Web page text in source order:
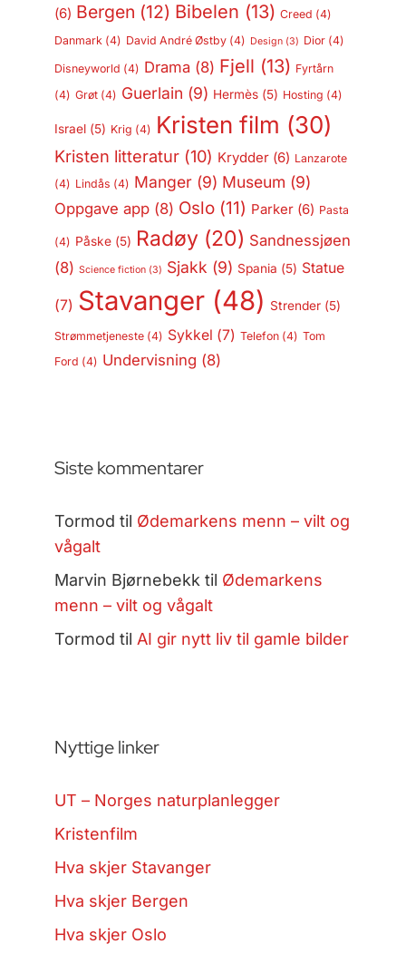
(6) Bergen (12) Bibelen (13) Creed (4)
Danmark(4) David André Østby(4) Design(3) Dior(4)
Disneyworld (4) Drama (8) Fjell (13) Fyrtårn
(4) Grøt(4) Guerlain (9) Hermès(5) Hosting (4)
Israel(5) Krig (4) Kristen film (30)
Kristen litteratur(10) Krydder(6) Lanzarote
(4) Lindås (4) Manger(9) Museum (9)
Oppgave app(8) Oslo(11) Parker(6) Pasta
(4) Påske(5) Radøy(20) Sandnessjøen
(8) Science fiction(3) Sjakk (9) Spania (5) Statue
(7) Stavanger(48) Strender(5)
Strømmetjeneste(4) Sykkel (7) Telefon(4) Tom
Ford (4) Undervisning (8)
Siste kommentarer
Tormod til Ødemarkens menn – vilt og
vågalt
Marvin Bjørnebekk til Ødemarkens
menn – vilt og vågalt
Tormod til AI gir nytt liv til gamle bilder
Nyttige linker
UT – Norges naturplanlegger
Kristenfilm
Hva skjer Stavanger
Hva skjer Bergen
Hva skjer Oslo